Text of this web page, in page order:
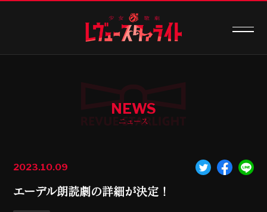
NEWS
ニュース
2023.10.09
エーデル朗読劇の詳細が決定！